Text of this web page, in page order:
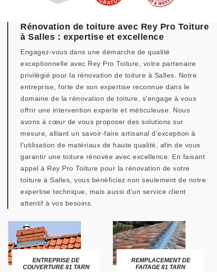
Rénovation de toiture avec Rey Pro Toiture
à Salles : expertise et excellence
Engagez-vous dans une démarche de qualité
exceptionnelle avec Rey Pro Toiture, votre partenaire
privilégié pour la rénovation de toiture à Salles. Notre
entreprise, forte de son expertise reconnue dans le
domaine de la rénovation de toiture, s'engage à vous
offrir une intervention experte et méticuleuse. Nous
avons à cœur de vous proposer des solutions sur
mesure, alliant un savoir-faire artisanal d'exception à
l'utilisation de matériaux de haute qualité, afin de vous
garantir une toiture rénovée avec excellence. En faisant
appel à Rey Pro Toiture pour la rénovation de votre
toiture à Salles, vous bénéficiez non seulement de notre
expertise technique, mais aussi d'un service client
attentif à vos besoins.
ENTREPRISE DE
COUVERTURE 81 TARN
REMPLACEMENT DE
FAITAGE 81 TARN